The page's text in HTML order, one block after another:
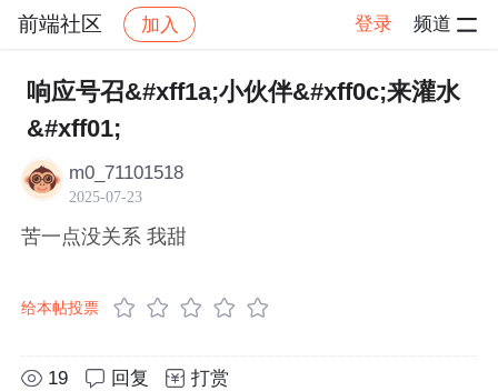
前端社区 加入 登录 频道
社区 前端社区 感慨 帖子详情
响应号召&#xff1a;小伙伴&#xff0c;来灌水
&#xff01;
m0_71101518
2025-07-23
苦一点没关系 我甜
给本帖投票
19 回复 打赏